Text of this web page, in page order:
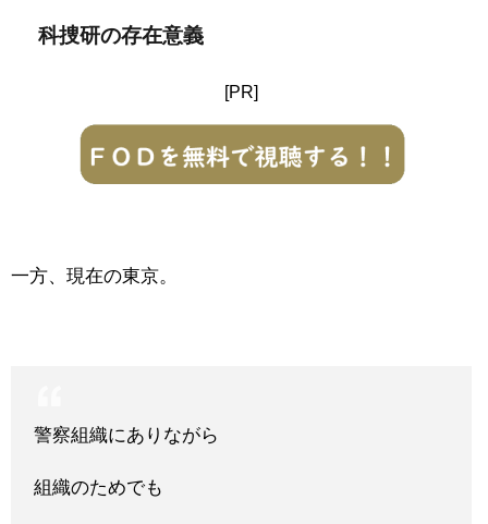
科捜研の存在意義
[PR]
一方、現在の東京。
警察組織にありながら
組織のためでも